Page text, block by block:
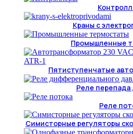
Краны с
Промышленные
Пятиступенчатые
Реле перепада
Реле
Симисторные регуляторы